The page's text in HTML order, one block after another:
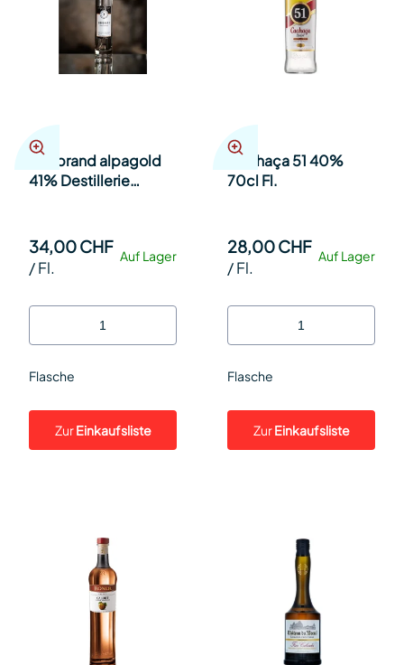
Bierbrand alpagold
41% Destillerie
Auf Lager
34,00 CHF
/Fl.
Flasche
ZurEinkaufsliste
Cachaça 51 40%
70cl Fl.
Auf Lager
28,00 CHF
/Fl.
Flasche
ZurEinkaufsliste